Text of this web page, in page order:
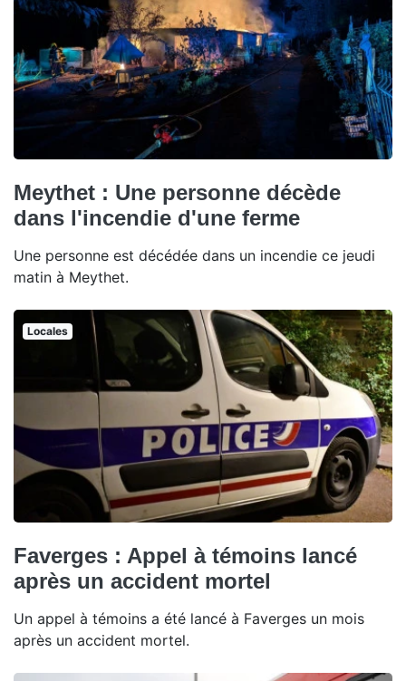
Meythet : Une personne décède
dans l'incendie d'une ferme
Une personne est décédée dans un incendie ce jeudi
matin à Meythet.
Locales
Faverges : Appel à témoins lancé
après un accident mortel
Un appel à témoins a été lancé à Faverges un mois
après un accident mortel.